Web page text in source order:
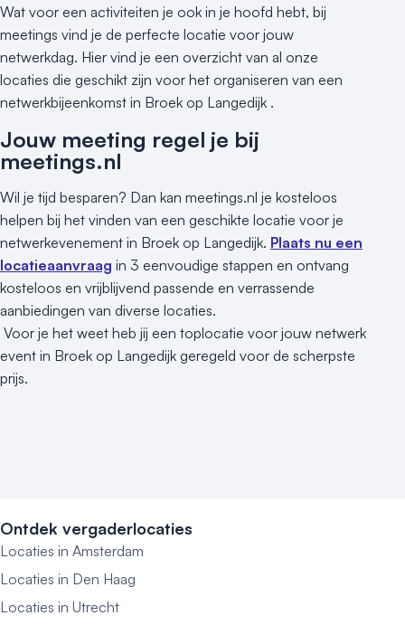
Wat voor een activiteiten je ook in je hoofd hebt, bij
meetings vind je de perfecte locatie voor jouw
netwerkdag. Hier vind je een overzicht van al onze
locaties die geschikt zijn voor het organiseren van een
netwerkbijeenkomst in Broek op Langedijk .
Jouw meeting regel je bij
meetings.nl
Wil je tijd besparen? Dan kan meetings.nl je kosteloos
helpen bij het vinden van een geschikte locatie voor je
netwerkevenement in Broek op Langedijk. Plaats nu een
locatieaanvraag in 3 eenvoudige stappen en ontvang
kosteloos en vrijblijvend passende en verrassende
aanbiedingen van diverse locaties.
Voor je het weet heb jij een toplocatie voor jouw netwerk
event in Broek op Langedijk geregeld voor de scherpste
prijs.
Ontdek vergaderlocaties
Locaties in Amsterdam
Locaties in Den Haag
Locaties in Utrecht